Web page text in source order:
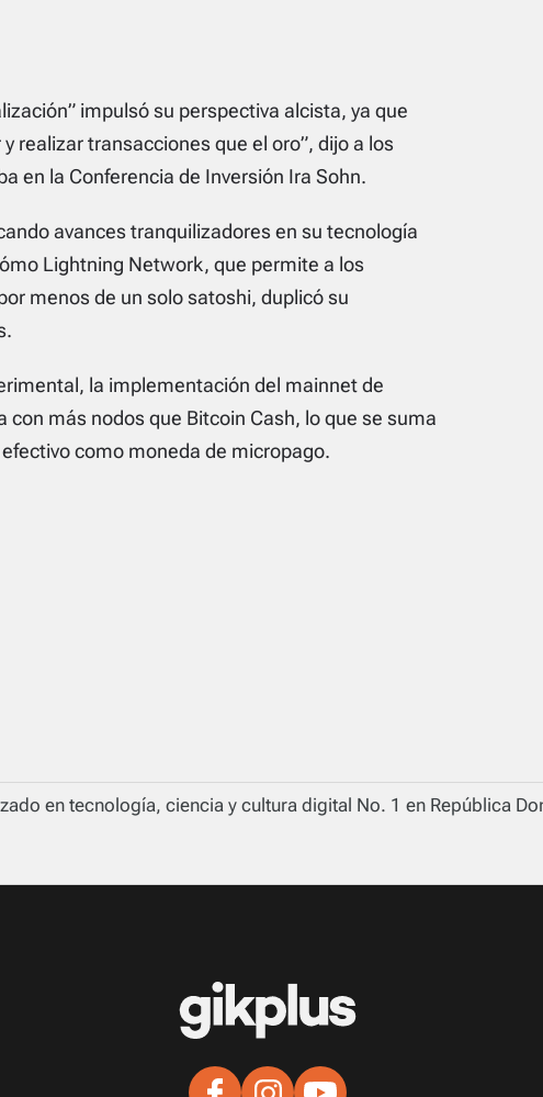
impulsó su perspectiva alcista, ya que
realizar transacciones que el oro”, dijo a los
en la Conferencia de Inversión Ira Sohn.
avances tranquilizadores en su tecnología
Lightning Network, que permite a los
menos de un solo satoshi, duplicó su
la implementación del mainnet de
con más nodos que Bitcoin Cash, lo que se suma
como moneda de micropago.
en tecnología, ciencia y cultura digital No. 1 en República